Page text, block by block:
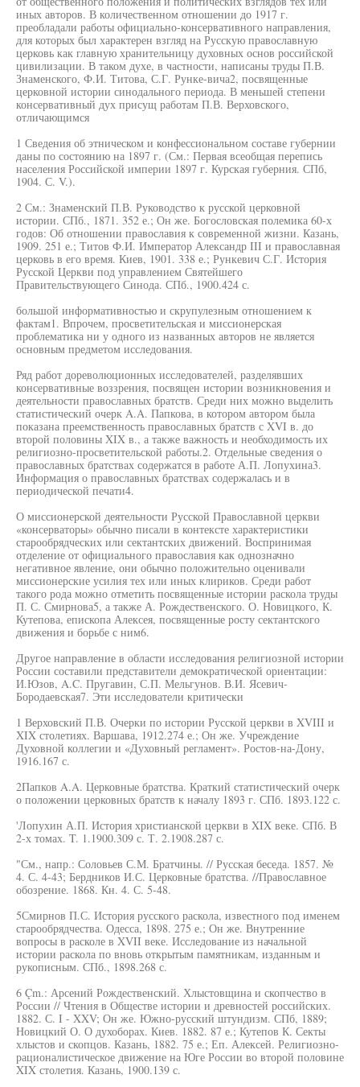
иных авторов. В количественном отношении до 1917 г.
преобладали работы официально-консервативного направления,
для которых был характерен взгляд на Русскую православную
церковь как главную хранительницу духовных основ российской
цивилизации. В таком духе, в частности, написаны труды П.В.
Знаменского, Ф.И. Титова, С.Г. Рунке-вича2, посвященные
церковной истории синодального периода. В меньшей степени
консервативный дух присущ работам П.В. Верховского,
отличающимся
1 Сведения об этническом и конфессиональном составе губернии
даны по состоянию на 1897 г. (См.: Первая всеобщая перепись
населения Российской империи 1897 г. Курская губерния. СПб,
1904. С. V.).
2 См.: Знаменский П.В. Руководство к русской церковной
истории. СПб., 1871. 352 е.; Он же. Богословская полемика 60-х
годов: Об отношении православия к современной жизни. Казань,
1909. 251 е.; Титов Ф.И. Император Александр III и православная
церковь в его время. Киев, 1901. 338 е.; Рункевич С.Г. История
Русской Церкви под управлением Святейшего
Правительствующего Синода. СПб., 1900.424 с.
большой информативностью и скрупулезным отношением к
фактам1. Впрочем, просветительская и миссионерская
проблематика ни у одного из названных авторов не является
основным предметом исследования.
Ряд работ дореволюционных исследователей, разделявших
консервативные воззрения, посвящен истории возникновения и
деятельности православных братств. Среди них можно выделить
статистический очерк A.A. Папкова, в котором автором была
показана преемственность православных братств с XVI в. до
второй половины XIX в., а также важность и необходимость их
религиозно-просветительской работы.2. Отдельные сведения о
православных братствах содержатся в работе А.П. Лопухина3.
Информация о православных братствах содержалась и в
периодической печати4.
О миссионерской деятельности Русской Православной церкви
«консерваторы» обычно писали в контексте характеристики
старообрядческих или сектантских движений. Воспринимая
отделение от официального православия как однозначно
негативное явление, они обычно положительно оценивали
миссионерские усилия тех или иных клириков. Среди работ
такого рода можно отметить посвященные истории раскола труды
П. С. Смирнова5, а также А. Рождественского. О. Новицкого, К.
Кутепова, епископа Алексея, посвященные росту сектантского
движения и борьбе с ним6.
Другое направление в области исследования религиозной истории
России составили представители демократической ориентации:
И.Юзов, A.C. Пругавин, С.П. Мельгунов. В.И. Ясевич-
Бородаевская7. Эти исследователи критически
1 Верховский П.В. Очерки по истории Русской церкви в XVIII и
XIX столетиях. Варшава, 1912.274 е.; Он же. Учреждение
Духовной коллегии и «Духовный регламент». Ростов-на-Дону,
1916.167 с.
2Папков A.A. Церковные братства. Краткий статистический очерк
о положении церковных братств к началу 1893 г. СПб. 1893.122 с.
'Лопухин А.П. История христианской церкви в XIX веке. СПб. В
2-х томах. T. 1.1900.309 с. Т. 2.1908.287 с.
"См., напр.: Соловьев С.М. Братчины. // Русская беседа. 1857. №
4. С. 4-43; Бердников И.С. Церковные братства. //Православное
обозрение. 1868. Кн. 4. С. 5-48.
5Смирнов П.С. История русского раскола, известного под именем
старообрядчества. Одесса, 1898. 275 е.; Он же. Внутренние
вопросы в расколе в XVII веке. Исследование из начальной
истории раскола по вновь открытым памятникам, изданным и
рукописным. СПб., 1898.268 с.
6 Çm.: Арсений Рождественский. Хлыстовщина и скопчество в
России // Чтения в Обществе истории и древностей российских.
1882. С. I - XXV; Он же. Южно-русский штундизм. СПб, 1889;
Новицкий О. О духоборах. Киев. 1882. 87 е.; Кутепов К. Секты
хлыстов и скопцов. Казань, 1882. 75 е.; Еп. Алексей. Религиозно-
рационалистическое движение на Юге России во второй половине
XIX столетия. Казань, 1900.139 с.